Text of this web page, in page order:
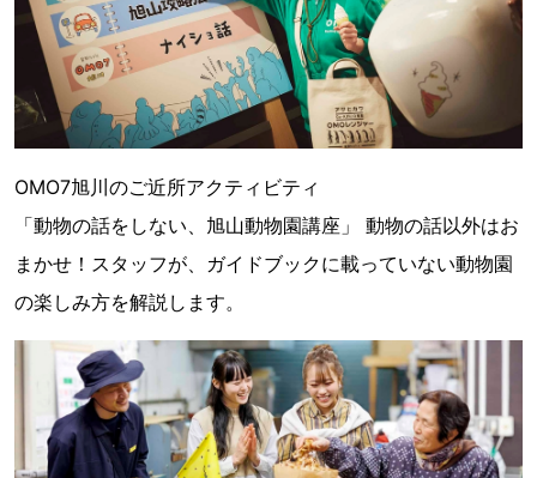
OMO7旭川のご近所アクティビティ
「動物の話をしない、旭山動物園講座」 動物の話以外はお
まかせ！スタッフが、ガイドブックに載っていない動物園
の楽しみ方を解説します。